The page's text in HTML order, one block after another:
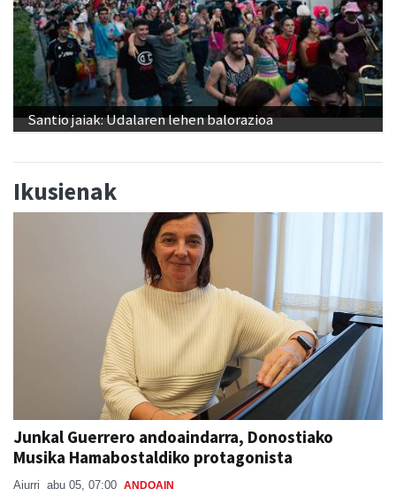
Santio jaiak: Udalaren lehen balorazioa
Ikusienak
Junkal Guerrero andoaindarra, Donostiako
Musika Hamabostaldiko protagonista
Aiurri abu 05, 07:00 ANDOAIN